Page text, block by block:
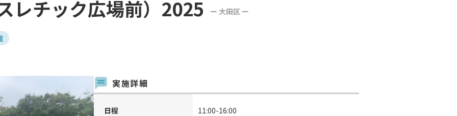
レチック広場前）2025 ー 大田区 ー
実施詳細
日程 11:00-16:00